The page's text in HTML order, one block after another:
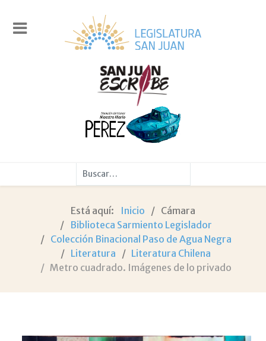
Buscar
Está aquí: Inicio
Cámara
Biblioteca Sarmiento Legislador
Colección Binacional Paso de Agua Negra
Literatura
Literatura Chilena
Metro cuadrado. Imágenes de lo privado